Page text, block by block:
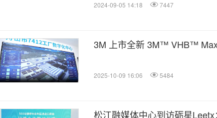
2024-09-05 14:18 7447
3M 上市全新 3M™ VHB™
2025-10-09 16:06 5484
松江融媒体中心到访砺星